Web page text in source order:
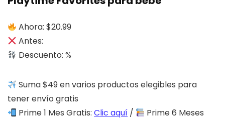
Ahora: $20.99
Antes:
Descuento: %
Suma $49 en varios productos elegibles para
tener envío gratis
Prime 1 Mes Gratis:Clic aquí /
Prime 6 Meses